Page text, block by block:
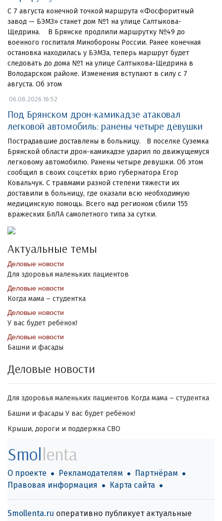
С 7 августа конечной точкой маршрута «Фосфоритный
завод — БЭМЗ» станет дом №1 на улице Салтыкова-
Щедрина. В Брянске продлили маршрутку №49 до
военного госпиталя Минобороны России. Ранее конечная
остановка находилась у БЭМЗа, теперь маршрут будет
следовать до дома №1 на улице Салтыкова-Щедрина в
Володарском районе. Изменения вступают в силу с 7
августа. Об этом
06.08.2026 16:52
Под Брянском дрон-камикадзе атаковал
легковой автомобиль: ранены четыре девушки
Пострадавшие доставлены в больницу. В поселке Суземка
Брянской области дрон-камикадзе ударил по движущемуся
легковому автомобилю. Ранены четыре девушки. Об этом
сообщил в своих соцсетях врио губернатора Егор
Ковальчук. С травмами разной степени тяжести их
доставили в больницу, где оказали всю необходимую
медицинскую помощь. Всего над регионом сбили 155
вражеских БпЛА самолетного типа за сутки.
Актуальные темы
Деловые новости
Для здоровья маленьких пациентов
Деловые новости
Когда мама – студентка
Деловые новости
У вас будет ребёнок!
Деловые новости
Башни и фасады
Деловые новости
Для здоровья маленьких пациентов Когда мама – студентка
Башни и фасады У вас будет ребёнок!
Крыши, дороги и поддержка СВО
Smollenta
О проекте Рекламодателям
Партнёрам
Правовая информация
Карта сайта
Smollenta.ru оперативно публикует актуальные